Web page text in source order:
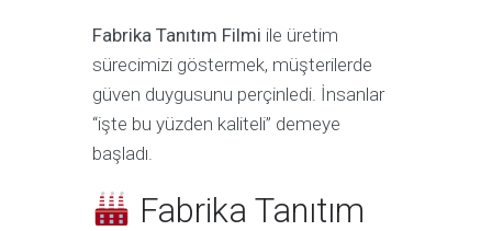
Fabrika Tanıtım Filmi ile üretim
sürecimizi göstermek, müşterilerde
güven duygusunu perçinledi. İnsanlar
“işte bu yüzden kaliteli” demeye
başladı.
Fabrika Tanıtım